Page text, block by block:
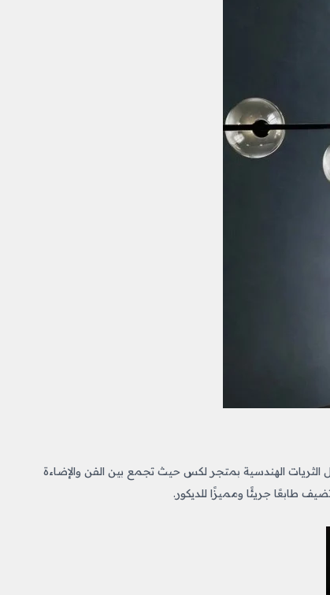
الثريات الهندسية بمتجر لكس حيث تجمع بين الفن والإضاءة
طابعًا جريئًا ومميزًا للديكور.